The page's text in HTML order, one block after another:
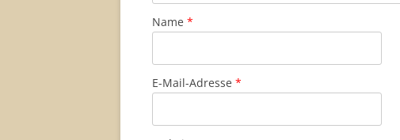
Name *
E-Mail-Adresse *